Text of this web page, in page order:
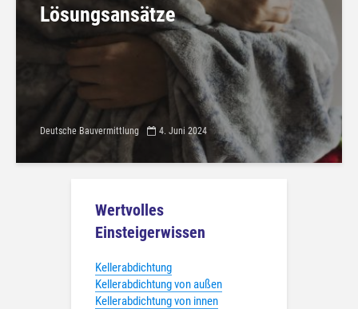
Lösungsansätze
Deutsche Bauvermittlung 4. Juni 2024
Wertvolles
Einsteigerwissen
Kellerabdichtung
Kellerabdichtung von außen
Kellerabdichtung von innen